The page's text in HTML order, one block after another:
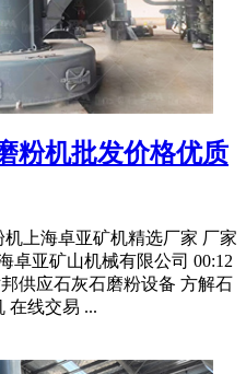
粉机批发价格优质
上海卓亚矿机精选厂家 厂家
卓亚矿山机械有限公司 00:12
供应石灰石磨粉设备 方解石
在线交易 ...